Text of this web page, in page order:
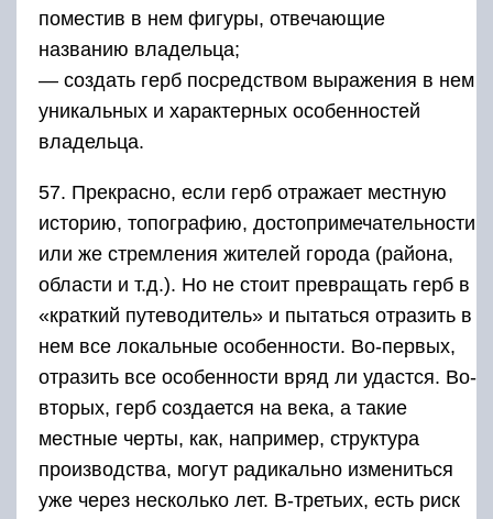
поместив в нем фигуры, отвечающие
названию владельца;
— создать герб посредством выражения в нем
уникальных и характерных особенностей
владельца.
57. Прекрасно, если герб отражает местную
историю, топографию, достопримечательности
или же стремления жителей города (района,
области и т.д.). Но не стоит превращать герб в
«краткий путеводитель» и пытаться отразить в
нем все локальные особенности. Во-первых,
отразить все особенности вряд ли удастся. Во-
вторых, герб создается на века, а такие
местные черты, как, например, структура
производства, могут радикально измениться
уже через несколько лет. В-третьих, есть риск